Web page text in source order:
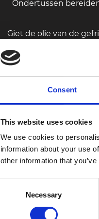
Consent
This website uses cookies
We use cookies to
information about your use
other information that
Necessary
Ondertussen
Giet de olie van de
maak de saus dikker
ossenhaas met
maar voegt ook een
Elk stuk
smaakpapillen het
zoetzure saus in de